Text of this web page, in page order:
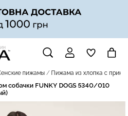
пижамы Пижама из хлопка с
собачки FUNKY DOGS 5340/010